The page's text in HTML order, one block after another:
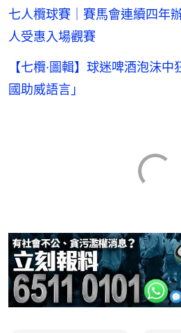
七人欖球賽｜賽馬會連續四年
人受惠入場觀賽
【七欖·圖輯】球迷啤酒泡沫
國助威語言」